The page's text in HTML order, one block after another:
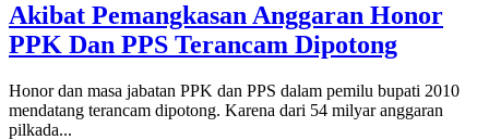
Akibat Pemangkasan Anggaran Honor
PPK Dan PPS Terancam Dipotong
Honor dan masa jabatan PPK dan PPS dalam pemilu bupati 2010
mendatang terancam dipotong. Karena dari 54 milyar anggaran
pilkada...